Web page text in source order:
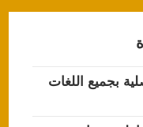
نسخ ويندوز 11 الاصلية بجميع اللغات